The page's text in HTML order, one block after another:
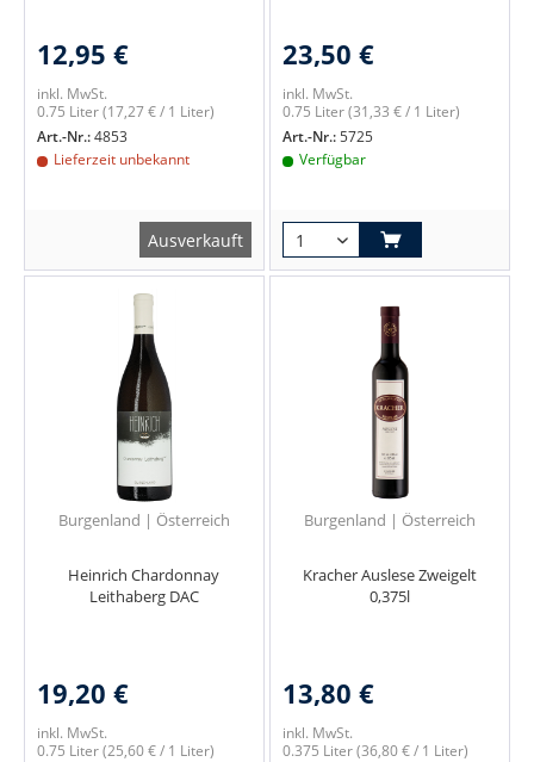
12,95 €
inkl. MwSt.
0.75 Liter(17,27 € / 1 Liter)
Art.-Nr.:4853
Lieferzeit unbekannt
Ausverkauft
23,50 €
inkl. MwSt.
0.75 Liter(31,33 € / 1 Liter)
Art.-Nr.:5725
Verfügbar
Burgenland | Österreich
Heinrich Chardonnay
Leithaberg DAC
19,20 €
inkl. MwSt.
0.75 Liter(25,60 € / 1 Liter)
Burgenland | Österreich
Kracher Auslese Zweigelt
0,375l
13,80 €
inkl. MwSt.
0.375 Liter(36,80 € / 1 Liter)